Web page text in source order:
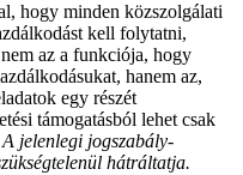
hogy minden közszolgálati
kell folytatni,
az a funkciója, hogy
hanem az,
egy részét
támogatásból lehet csak
A jelenlegi jogszabály-
hátráltatja.